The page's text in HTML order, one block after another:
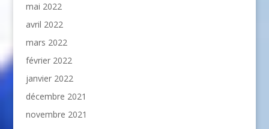
mai 2022
avril 2022
mars 2022
février 2022
janvier 2022
décembre 2021
novembre 2021